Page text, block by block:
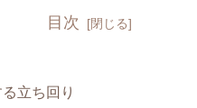
目次
立ち回り